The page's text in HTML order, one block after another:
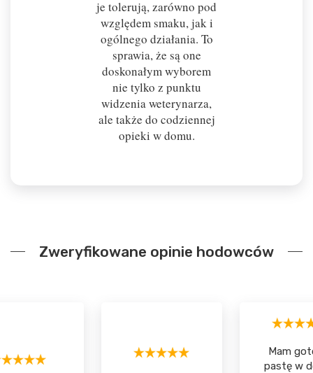
je tolerują, zarówno pod
względem smaku, jak i
ogólnego działania. To
sprawia, że są one
doskonałym wyborem
nie tylko z punktu
widzenia weterynarza,
ale także do codziennej
opieki w domu.
Zweryfikowane opinie hodowców
Mam
pastę w